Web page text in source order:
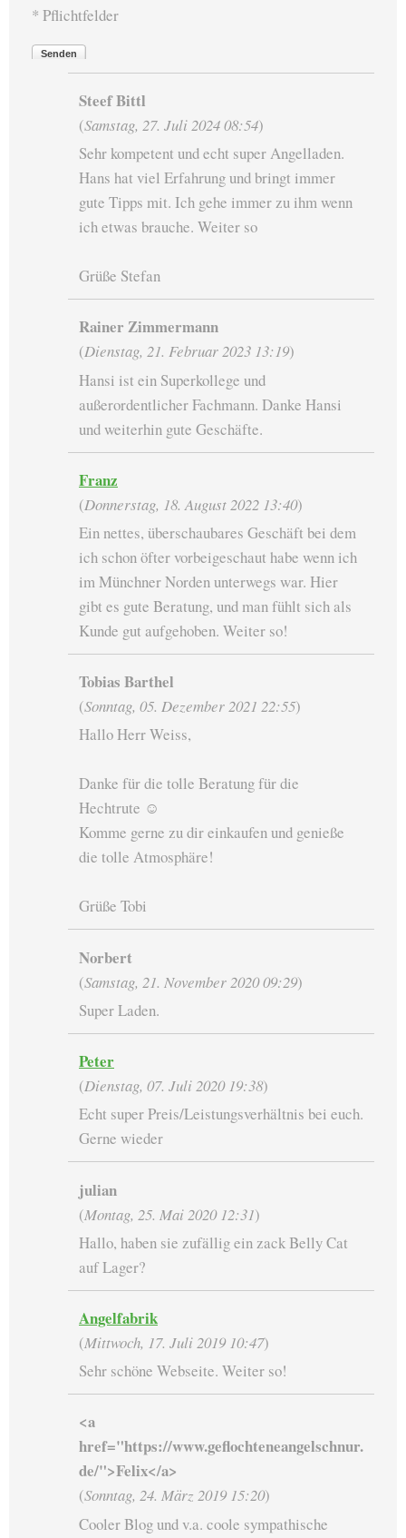
* Pflichtfelder
Senden
Steef Bittl
(Samstag, 27. Juli 2024 08:54)
Sehr kompetent und echt super Angelladen.
Hans hat viel Erfahrung und bringt immer
gute Tipps mit. Ich gehe immer zu ihm wenn
ich etwas brauche. Weiter so
Grüße Stefan
Rainer Zimmermann
(Dienstag, 21. Februar 2023 13:19)
Hansi ist ein Superkollege und
außerordentlicher Fachmann. Danke Hansi
und weiterhin gute Geschäfte.
Franz
(Donnerstag, 18. August 2022 13:40)
Ein nettes, überschaubares Geschäft bei dem
ich schon öfter vorbeigeschaut habe wenn ich
im Münchner Norden unterwegs war. Hier
gibt es gute Beratung, und man fühlt sich als
Kunde gut aufgehoben. Weiter so!
Tobias Barthel
(Sonntag, 05. Dezember 2021 22:55)
Hallo Herr Weiss,
Danke für die tolle Beratung für die
Hechtrute ☺️
Komme gerne zu dir einkaufen und genieße
die tolle Atmosphäre!
Grüße Tobi
Norbert
(Samstag, 21. November 2020 09:29)
Super Laden.
Peter
(Dienstag, 07. Juli 2020 19:38)
Echt super Preis/Leistungsverhältnis bei euch.
Gerne wieder
julian
(Montag, 25. Mai 2020 12:31)
Hallo, haben sie zufällig ein zack Belly Cat
auf Lager?
Angelfabrik
(Mittwoch, 17. Juli 2019 10:47)
Sehr schöne Webseite. Weiter so!
<a
href="https://www.geflochteneangelschnur.
de/">Felix</a>
(Sonntag, 24. März 2019 15:20)
Cooler Blog und v.a. coole sympathische